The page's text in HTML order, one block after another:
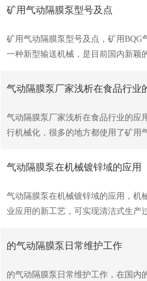
7.口径有1.5寸，2寸和3寸...
能的话，那它在整个业界就很难立足
强酸、强碱等腐蚀性的液体，如果使
员工很大的伤害。由于在隔膜材质是
有的工厂因为其生产的特...
矿用气动隔膜泵型号及点
矿用气动隔膜泵型号及点，矿用BQG
一种新型输送机械，是目前国内新颖
剧毒的液体，均能予以抽光吸尽。特
G-70/0.2BQG-100/0.3BQG-150/
0.2矿用BQG气动隔膜泵的点有以下几
气动隔膜泵厂家浅析在食品行业
气动隔膜泵厂家浅析在食品行业的应
行机械化，很多的地方都使用了矿用
泵厂家来给大家说说气动隔膜泵子的
气动隔膜泵具有其独特的势，特别是
含颗粒物料的传输，如八宝粥、酱料
积小，维修简便，不会由于滴漏污染
气动隔膜泵在机械镀锌域的应用
气动隔膜泵在机械镀锌域的应用，机
业应用的新工艺，可实现清洁式生产
用气动隔膜泵可提生产效率。机械镀
个起到碰撞、搓碾的流态环境，根据
的气动隔膜泵日常维护工作
的气动隔膜泵日常维护工作，在国内